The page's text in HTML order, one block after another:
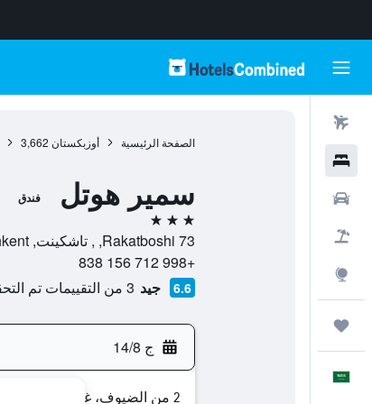
الصفحة الرئيسية أوزبكستان 3,662
سمير هوتل فندق
3 نجوم
Rakatboshi 73, , تاشكينت, Toshkent, أوزبكستان
+998 712 156 838
6.6 جيد 3 من التقييمات تم التحقق منها
ج 14/8
2 من الضيوف، غرفة واحدة